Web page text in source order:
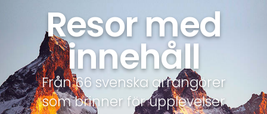
Resor med
innehåll
Från 66 svenska arrangörer
som brinner för upplevelser